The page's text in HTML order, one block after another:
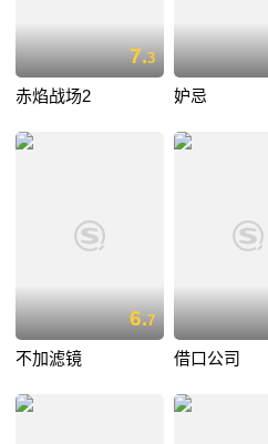
7.3
赤焰战场2 妒忌
6.7
不加滤镜 借口公司